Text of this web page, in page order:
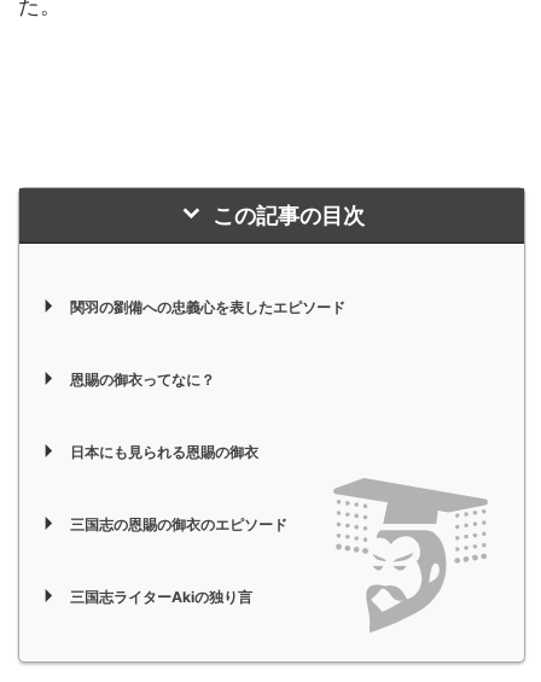
た。
この記事の目次
関羽の劉備への忠義心を表したエピソード
恩賜の御衣ってなに？
日本にも見られる恩賜の御衣
三国志の恩賜の御衣のエピソード
三国志ライターAkiの独り言